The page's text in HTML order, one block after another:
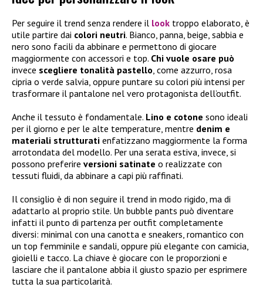
Per seguire il trend senza rendere il look troppo elaborato, è
utile partire dai colori neutri. Bianco, panna, beige, sabbia e
nero sono facili da abbinare e permettono di giocare
maggiormente con accessori e top. Chi vuole osare può
invece scegliere tonalità pastello, come azzurro, rosa
cipria o verde salvia, oppure puntare su colori più intensi per
trasformare il pantalone nel vero protagonista dell’outfit.
Anche il tessuto è fondamentale. Lino e cotone sono ideali
per il giorno e per le alte temperature, mentre denim e
materiali strutturati enfatizzano maggiormente la forma
arrotondata del modello. Per una serata estiva, invece, si
possono preferire versioni satinate o realizzate con
tessuti fluidi, da abbinare a capi più raffinati.
Il consiglio è di non seguire il trend in modo rigido, ma di
adattarlo al proprio stile. Un bubble pants può diventare
infatti il punto di partenza per outfit completamente
diversi: minimal con una canotta e sneakers, romantico con
un top femminile e sandali, oppure più elegante con camicia,
gioielli e tacco. La chiave è giocare con le proporzioni e
lasciare che il pantalone abbia il giusto spazio per esprimere
tutta la sua particolarità.